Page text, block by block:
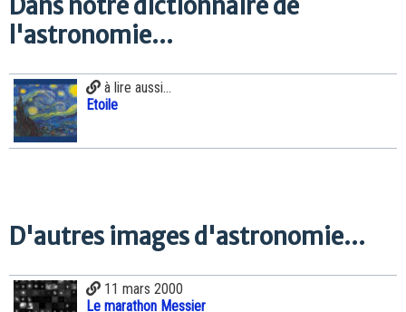
Dans notre dictionnaire de
l'astronomie...
à lire aussi...
Etoile
D'autres images d'astronomie...
11 mars 2000
Le marathon Messier